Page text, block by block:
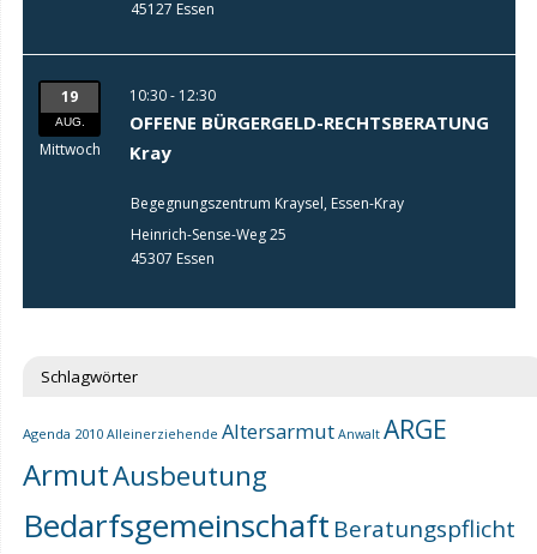
45127 Essen
19
AUG.
Mittwoch
10:30 - 12:30
OFFENE BÜRGERGELD-RECHTSBERATUNG
Kray
Begegnungszentrum Kraysel, Essen-Kray
Heinrich-Sense-Weg 25
45307 Essen
Schlagwörter
Agenda 2010 Alleinerziehende Altersarmut Anwalt ARGE
ArmutAusbeutung
Bedarfsgemeinschaft Beratungspflicht